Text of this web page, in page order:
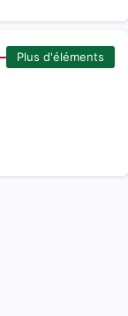
Plus d'éléments